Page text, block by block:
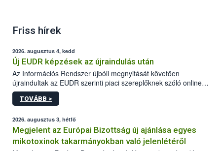
Friss hírek
2026. augusztus 4, kedd
Új EUDR képzések az újraindulás után
Az Információs Rendszer újbóli megnyitását követően
újraindultak az EUDR szerinti piaci szereplőknek szóló online
képzések.
TOVÁBB >
2026. augusztus 3, hétfő
Megjelent az Európai Bizottság új ajánlása egyes
mikotoxinok takarmányokban való jelenlétéről